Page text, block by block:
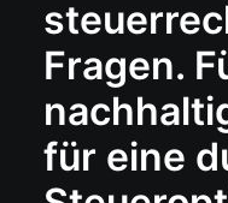
Fragen.
für eine